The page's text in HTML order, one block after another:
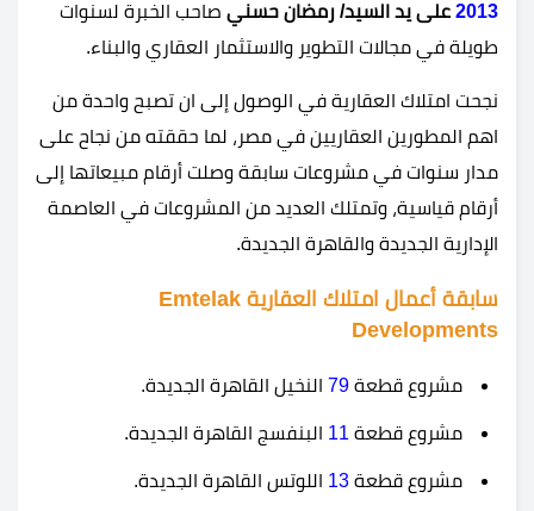
2013 على يد السيد/ رمضان حسني صاحب الخبرة لسنوات
طويلة في مجالات التطوير والاستثمار العقاري والبناء.
نجحت امتلاك العقارية في الوصول إلى ان تصبح واحدة من
اهم المطورين العقاريين في مصر، لما حققته من نجاح على
مدار سنوات في مشروعات سابقة وصلت أرقام مبيعاتها إلى
أرقام قياسية، وتمتلك العديد من المشروعات في العاصمة
الإدارية الجديدة والقاهرة الجديدة.
سابقة أعمال امتلاك العقارية Emtelak
Developments
مشروع قطعة 79 النخيل القاهرة الجديدة.
مشروع قطعة 11 البنفسج القاهرة الجديدة.
مشروع قطعة 13 اللوتس القاهرة الجديدة.